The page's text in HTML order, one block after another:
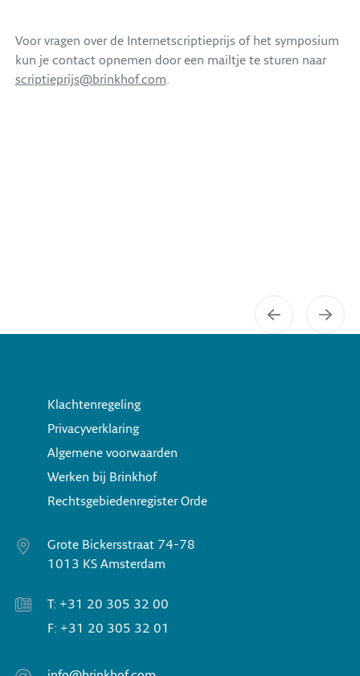
Voor vragen over de Internetscriptieprijs of het symposium
kun je contact opnemen door een mailtje te sturen naar
scriptieprijs@brinkhof.com.
Klachtenregeling
Privacyverklaring
Algemene voorwaarden
Werken bij Brinkhof
Rechtsgebiedenregister Orde
Grote Bickersstraat 74-78
1013 KS Amsterdam
T: +31 20 305 32 00
F: +31 20 305 32 01